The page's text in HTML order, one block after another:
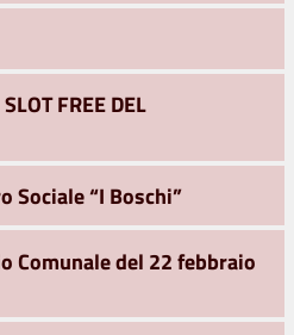
FREE DEL
Sociale “I Boschi”
Comunale del 22 febbraio